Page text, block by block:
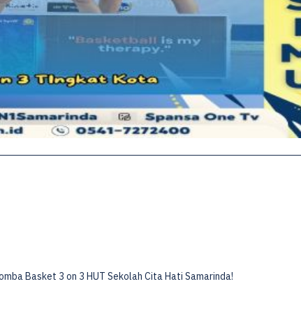
Basket 3 on 3 HUT Sekolah Cita Hati Samarinda!